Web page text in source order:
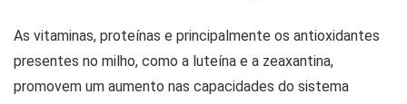
As vitaminas, proteínas e principalmente os antioxidantes
presentes no milho, como a luteína e a zeaxantina,
promovem um aumento nas capacidades do sistema